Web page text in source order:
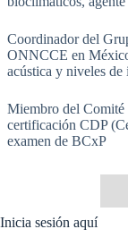
Coordinador del
ONNCCE en
acústica y niveles
Miembro del Comité
certificación CDP
examen de BCxP
Inicia sesión aquí